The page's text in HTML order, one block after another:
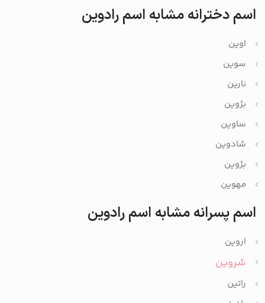
اسم دخترانه مشابه اسم رادوین
اوین
سوین
نارین
بژوین
ساوین
شادوین
بژوین
مهوین
اسم پسرانه مشابه اسم رادوین
اروین
شروین
راتین